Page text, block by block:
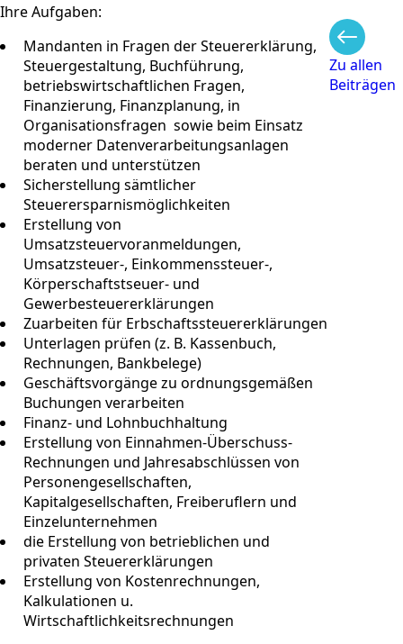
Ihre Aufgaben:
Mandanten in Fragen der Steuererklärung,
Steuergestaltung, Buchführung,
betriebswirtschaftlichen Fragen,
Finanzierung, Finanzplanung, in
Organisationsfragen sowie beim Einsatz
moderner Datenverarbeitungsanlagen
beraten und unterstützen
Sicherstellung sämtlicher
Steuerersparnismöglichkeiten
Erstellung von
Umsatzsteuervoranmeldungen,
Umsatzsteuer-, Einkommenssteuer-,
Körperschaftstseuer- und
Gewerbesteuererklärungen
Zuarbeiten für Erbschaftssteuererklärungen
Unterlagen prüfen (z. B. Kassenbuch,
Rechnungen, Bankbelege)
Geschäftsvorgänge zu ordnungsgemäßen
Buchungen verarbeiten
Finanz- und Lohnbuchhaltung
Erstellung von Einnahmen-Überschuss-
Rechnungen und Jahresabschlüssen von
Personengesellschaften,
Kapitalgesellschaften, Freiberuflern und
Einzelunternehmen
die Erstellung von betrieblichen und
privaten Steuererklärungen
Erstellung von Kostenrechnungen,
Kalkulationen u.
Wirtschaftlichkeitsrechnungen
Zu allen
Beiträgen